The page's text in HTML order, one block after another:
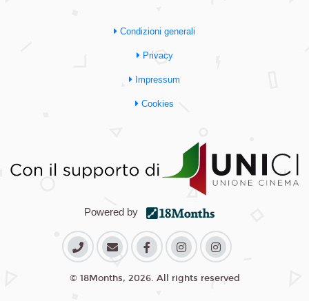
Condizioni generali
Privacy
Impressum
Cookies
Powered by
© 18Months, 2026. All rights reserved